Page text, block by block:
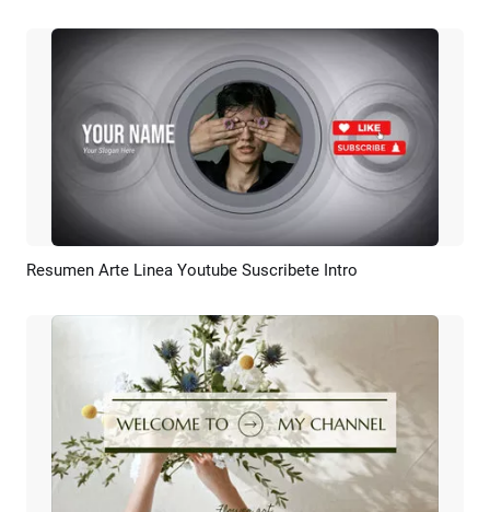
Previsualizar Crear IA
Resumen Arte Linea Youtube Suscribete Intro